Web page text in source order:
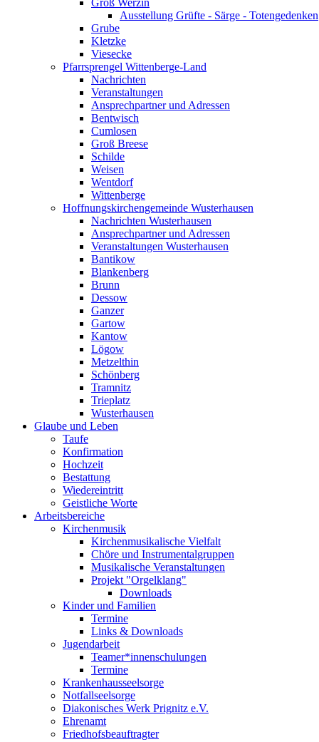
Groß Werzin
Ausstellung Grüfte - Särge - Totengedenken
Grube
Kletzke
Viesecke
Pfarrsprengel Wittenberge-Land
Nachrichten
Veranstaltungen
Ansprechpartner und Adressen
Bentwisch
Cumlosen
Groß Breese
Schilde
Weisen
Wentdorf
Wittenberge
Hoffnungskirchengemeinde Wusterhausen
Nachrichten Wusterhausen
Ansprechpartner und Adressen
Veranstaltungen Wusterhausen
Bantikow
Blankenberg
Brunn
Dessow
Ganzer
Gartow
Kantow
Lögow
Metzelthin
Schönberg
Tramnitz
Trieplatz
Wusterhausen
Glaube und Leben
Taufe
Konfirmation
Hochzeit
Bestattung
Wiedereintritt
Geistliche Worte
Arbeitsbereiche
Kirchenmusik
Kirchenmusikalische Vielfalt
Chöre und Instrumentalgruppen
Musikalische Veranstaltungen
Projekt "Orgelklang"
Downloads
Kinder und Familien
Termine
Links & Downloads
Jugendarbeit
Teamer*innenschulungen
Termine
Krankenhausseelsorge
Notfallseelsorge
Diakonisches Werk Prignitz e.V.
Ehrenamt
Friedhofsbeauftragter